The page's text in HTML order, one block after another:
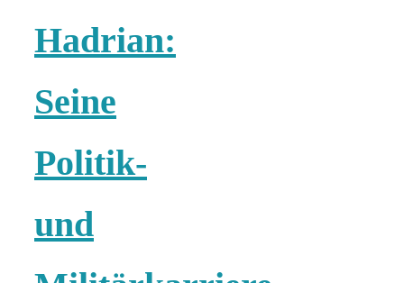
Hadrian:
Seine
Politik-
und